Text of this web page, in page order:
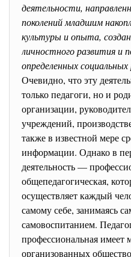
деятельности,
поколений младшим
культуры и опыта,
личностного развития и
определенных
Очевидно, что эту
только педагоги, но и
организации,
учреждений,
также в известной мере
информации. Однако в
деятельность —
общепедагогическая,
осуществляет каждый
самому себе, занимаясь
самовоспитанием.
профессиональная имеет
организованных